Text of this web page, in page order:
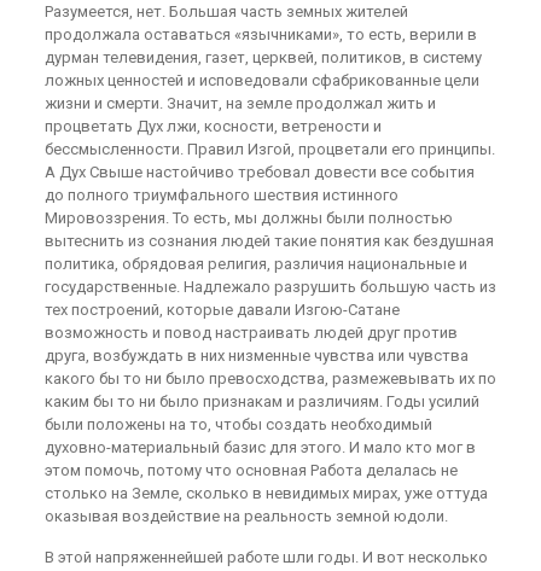
Разумеется, нет. Большая часть земных жителей
продолжала оставаться «язычниками», то есть, верили в
дурман телевидения, газет, церквей, политиков, в систему
ложных ценностей и исповедовали сфабрикованные цели
жизни и смерти. Значит, на земле продолжал жить и
процветать Дух лжи, косности, ветрености и
бессмысленности. Правил Изгой, процветали его принципы.
А Дух Свыше настойчиво требовал довести все события
до полного триумфального шествия истинного
Мировоззрения. То есть, мы должны были полностью
вытеснить из сознания людей такие понятия как бездушная
политика, обрядовая религия, различия национальные и
государственные. Надлежало разрушить большую часть из
тех построений, которые давали Изгою-Сатане
возможность и повод настраивать людей друг против
друга, возбуждать в них низменные чувства или чувства
какого бы то ни было превосходства, размежевывать их по
каким бы то ни было признакам и различиям. Годы усилий
были положены на то, чтобы создать необходимый
духовно-материальный базис для этого. И мало кто мог в
этом помочь, потому что основная Работа делалась не
столько на Земле, сколько в невидимых мирах, уже оттуда
оказывая воздействие на реальность земной юдоли.
В этой напряженнейшей работе шли годы. И вот несколько